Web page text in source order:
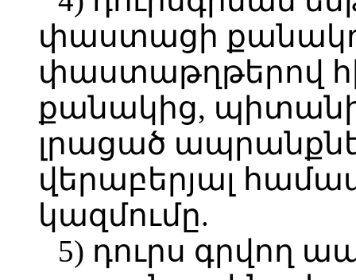
փաստացի
փաստաթղթերով
քանակից,
լրացած
վերաբերյալ
կազմումը.
5) դուրս գրվող